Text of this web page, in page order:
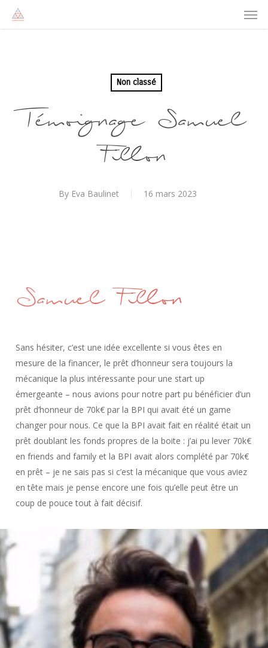
Non classé
Témoignage Samuel
Fillon
By Eva Baulinet 16 mars 2023
Samuel Fillon
Sans hésiter, c’est une idée excellente si vous êtes en
mesure de la financer, le prêt d’honneur sera toujours la
mécanique la plus intéressante pour une start up
émergeante – nous avions pour notre part pu bénéficier d’un
prêt d’honneur de 70k€ par la BPI qui avait été un game
changer pour nous. Ce que la BPI avait fait en réalité était un
prêt doublant les fonds propres de la boite : j’ai pu lever 70k€
en friends and family et la BPI avait alors complété par 70k€
en prêt – je ne sais pas si c’est la mécanique que vous aviez
en tête mais je pense encore une fois qu’elle peut être un
coup de pouce tout à fait décisif.